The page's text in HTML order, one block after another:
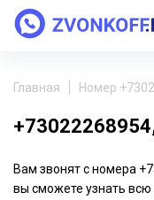
Главная Номер
Вам звонят с номера
вы сможете узнать